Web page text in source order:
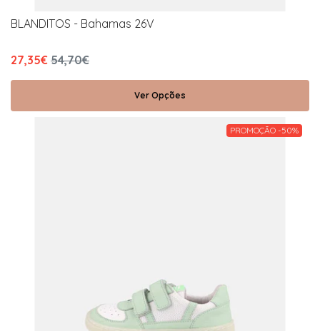
BLANDITOS - Bahamas 26V
27,35€ 54,70€
Ver Opções
PROMOÇÃO -50%